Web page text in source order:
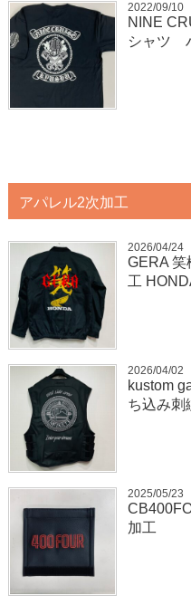
2022/09/10
NINE
シャツ
アパレル2次加工
2026/04/24
GERA
工
2026/04/02
kustom
ち込み刺
2025/05/23
加工